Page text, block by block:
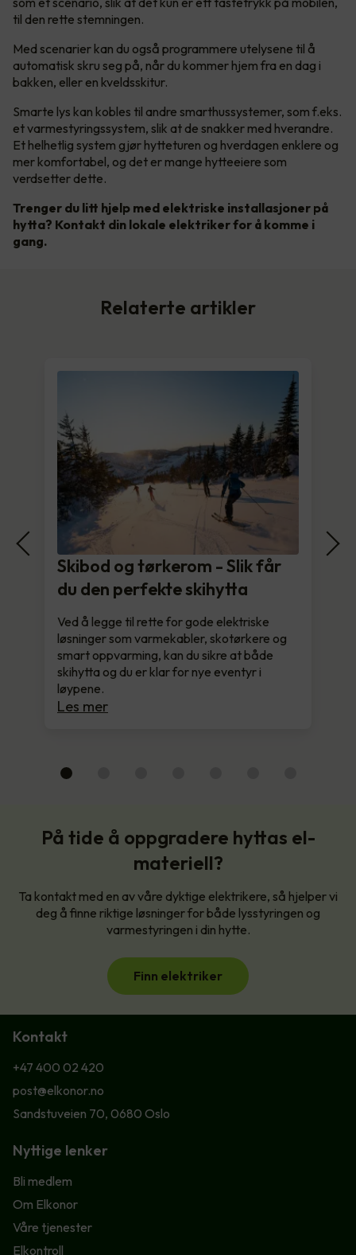
til den rette stemningen.
Med scenarier kan du også programmere utelysene til å
automatisk skru seg på, når du kommer hjem fra en dag i
bakken, eller en kveldsskitur.
Smarte lys kan kobles til andre smarthussystemer, som f.eks.
et varmestyringssystem, slik at de snakker med hverandre.
Et helhetlig system gjør hytteturen og hverdagen enklere og
mer komfortabel, og det er mange hytteeiere som
verdsetter dette.
Trenger du litt hjelp med elektriske installasjoner på
hytta? Kontakt din lokale elektriker for å komme i
gang.
Relaterte artikler
Skibod og tørkerom - Slik får
du den perfekte skihytta
Ved å legge til rette for gode elektriske
løsninger som varmekabler, skotørkere og
smart oppvarming, kan du sikre at både
skihytta og du er klar for nye eventyr i
løypene.
Les mer
På tide å oppgradere hyttas el-
materiell?
Ta kontakt med en av våre dyktige elektrikere, så hjelper vi
deg å finne riktige løsninger for både lysstyringen og
varmestyringen i din hytte.
Finn elektriker
Kontakt
+47 400 02 420
post@elkonor.no
Sandstuveien 70, 0680 Oslo
Nyttige lenker
Bli medlem
Om Elkonor
Våre tjenester
Elkontroll